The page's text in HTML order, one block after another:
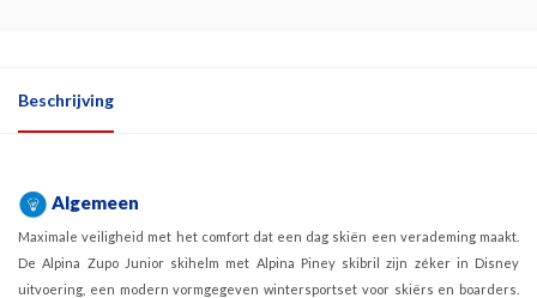
Beschrijving
Algemeen
Maximale veiligheid met het comfort dat een dag skiën een verademing maakt.
De Alpina Zupo Junior skihelm met Alpina Piney skibril zijn zéker in Disney
uitvoering, een modern vormgegeven wintersportset voor skiërs en boarders.